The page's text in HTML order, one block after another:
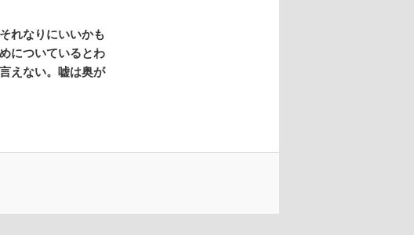
れなりにいいかも
についているとわ
えない。嘘は奥が